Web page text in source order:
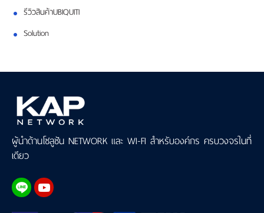
รีวิวสินค้าUBIQUITI
Solution
ผู้นำด้านโซลูชัน NETWORK และ WI-FI สำหรับองค์กร ครบวงจรในที่
เดียว